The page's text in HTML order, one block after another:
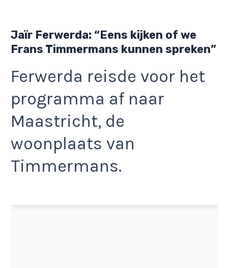
Jaïr Ferwerda: “Eens kijken of we
Frans Timmermans kunnen spreken”
Ferwerda reisde voor het
programma af naar
Maastricht, de
woonplaats van
Timmermans.